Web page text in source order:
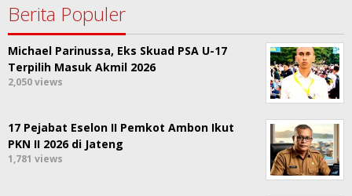
Berita Populer
Michael Parinussa, Eks Skuad PSA U-17
Terpilih Masuk Akmil 2026
2,050 views
17 Pejabat Eselon II Pemkot Ambon Ikut
PKN II 2026 di Jateng
1,781 views